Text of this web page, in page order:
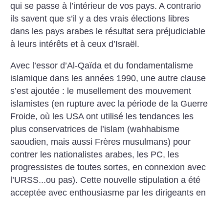
qui se passe à l’intérieur de vos pays. A contrario
ils savent que s’il y a des vrais élections libres
dans les pays arabes le résultat sera préjudiciable
à leurs intérêts et à ceux d’Israël.
Avec l’essor d’Al-Qaïda et du fondamentalisme
islamique dans les années 1990, une autre clause
s’est ajoutée : le musellement des mouvement
islamistes (en rupture avec la période de la Guerre
Froide, où les USA ont utilisé les tendances les
plus conservatrices de l’islam (wahhabisme
saoudien, mais aussi Frères musulmans) pour
contrer les nationalistes arabes, les PC, les
progressistes de toutes sortes, en connexion avec
l’URSS...ou pas). Cette nouvelle stipulation a été
acceptée avec enthousiasme par les dirigeants en